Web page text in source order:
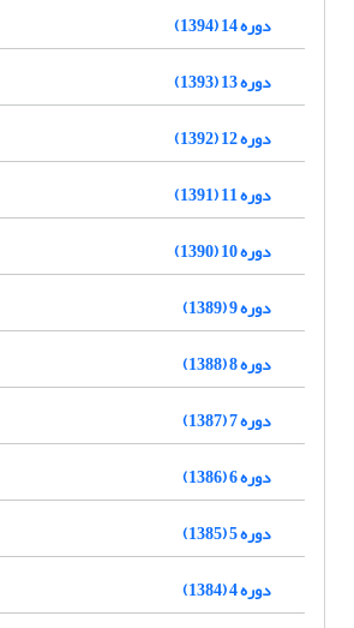
دوره 14 (1394)
دوره 13 (1393)
دوره 12 (1392)
دوره 11 (1391)
دوره 10 (1390)
دوره 9 (1389)
دوره 8 (1388)
دوره 7 (1387)
دوره 6 (1386)
دوره 5 (1385)
دوره 4 (1384)